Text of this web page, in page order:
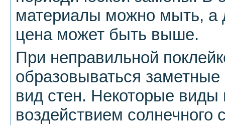
материалы можно мыть, а
цена может быть выше.
При неправильной
образовываться
вид стен. Некоторые виды
воздействием солнечного